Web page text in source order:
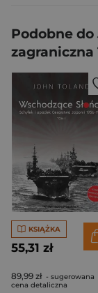
Podobne
zagraniczna
KSIĄŻKA
55,31 zł
89,99 zł - sugerowana
cena detaliczna